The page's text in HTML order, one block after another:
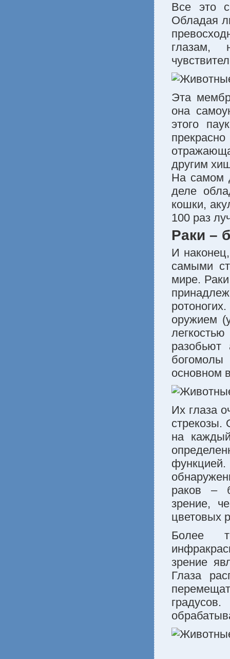
Все это
Обладая
глазам,
Эта
она
этого
другим
На самом
деле
кошки,
100 раз
Раки –
И
самыми
мире.
оружием
разобьют
основном
Их глаза
стрекозы.
на
функцией.
раков –
зрение,
цветовых
Более
зрение
Глаза